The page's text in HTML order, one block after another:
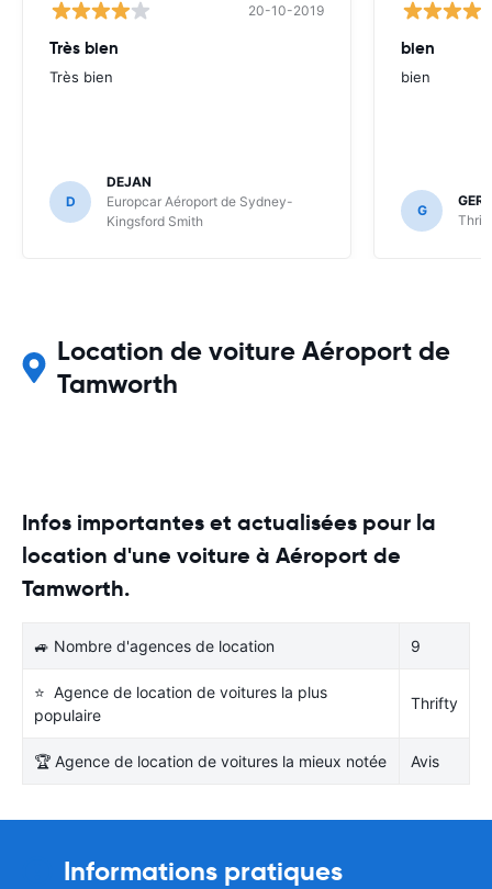
20-10-2019
Très bien
Très bien
D
DEJAN
Europcar Aéroport de Sydney-
Kingsford Smith
bien
bien
G
Location de voiture Aéroport de
Tamworth
Infos importantes et actualisées pour la
location d'une voiture à Aéroport de
Tamworth.
🚙 Nombre d'agences de location 9
⭐ Agence de location de voitures la plus
populaire
Thrifty
🏆 Agence de location de voitures la mieux notée Avis
Informations pratiques